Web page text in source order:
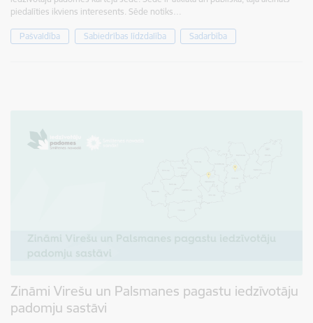
piedalīties ikviens interesents. Sēde notiks…
Pašvaldība Sabiedrības līdzdalība Sadarbība
Zināmi Virešu un Palsmanes pagastu iedzīvotāju
padomju sastāvi